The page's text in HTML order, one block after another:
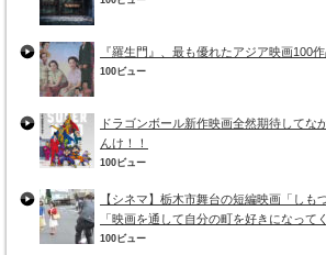
『羅生門』、最も優れたアジア映画100
100ビュー
ドラゴンボール新作映画全然期待してな
んけ！！
100ビュー
【シネマ】栃木市舞台の短編映画「しも
「映画を通して自分の町を好きになって
100ビュー